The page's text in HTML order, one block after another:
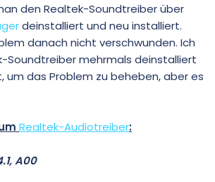
den Realtek-Soundtreiber über
deinstalliert und neu installiert.
danach nicht verschwunden. Ich
Soundtreiber mehrmals deinstalliert
um das Problem zu beheben, aber es
Realtek-Audiotreiber:
A00